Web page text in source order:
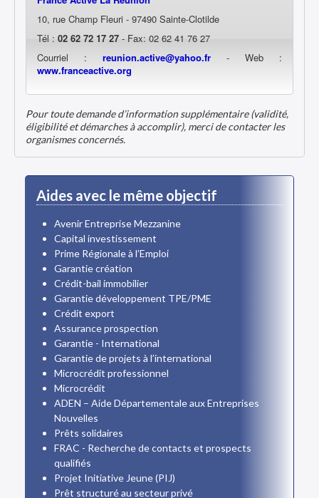
10, rue Champ Fleuri - 97490 Sainte-Clotilde
Tél : 02 62 72 17 27 - Fax: 02 62 41 76 27
Courriel : reunion.active@yahoo.fr - Web :
www.franceactive.org
Pour toute demande d’information supplémentaire (validité,
éligibilité et démarches à accomplir), merci de contacter les
organismes concernés.
Aides avec le même objectif
Avenir Entreprise Mezzanine
Capital investissement
Prime Régionale à l’Emploi
Garantie création
Crédit-bail immobilier
Garantie développement TPE/PME
Crédit export
Assurance prospection
Garantie - International
Garantie de projets à l’international
Microcrédit professionnel
Microcrédit
ADEN – Aide Départementale aux Entreprises
Nouvelles
Prêts solidaires
FRAC - Recherche de contacts et prospects
qualifiés
Projet Initiative Jeune (PIJ)
Prêt structuré au secteur privé